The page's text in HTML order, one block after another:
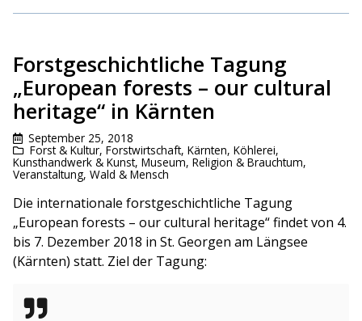
Forstgeschichtliche Tagung
„European forests – our cultural
heritage“ in Kärnten
September 25, 2018
Forst & Kultur, Forstwirtschaft, Kärnten, Köhlerei,
Kunsthandwerk & Kunst, Museum, Religion & Brauchtum,
Veranstaltung, Wald & Mensch
Die internationale forstgeschichtliche Tagung
„European forests – our cultural heritage“ findet von 4.
bis 7. Dezember 2018 in St. Georgen am Längsee
(Kärnten) statt. Ziel der Tagung: